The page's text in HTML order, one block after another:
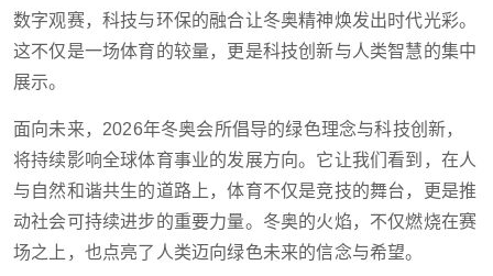
数字观赛，科技与环保的融合让冬奥精神焕发出时代光彩。
这不仅是一场体育的较量，更是科技创新与人类智慧的集中
展示。
面向未来，2026年冬奥会所倡导的绿色理念与科技创新，
将持续影响全球体育事业的发展方向。它让我们看到，在人
与自然和谐共生的道路上，体育不仅是竞技的舞台，更是推
动社会可持续进步的重要力量。冬奥的火焰，不仅燃烧在赛
场之上，也点亮了人类迈向绿色未来的信念与希望。